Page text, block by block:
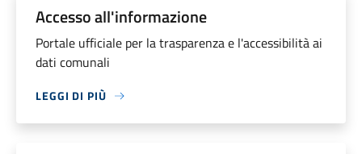
Accesso all'informazione
Portale ufficiale per la trasparenza e l'accessibilità ai
dati comunali
LEGGI DI PIÙ